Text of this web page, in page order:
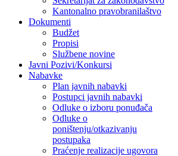
Kantonalno pravobranilaštvo
Dokumenti
Budžet
Propisi
Službene novine
Javni Pozivi/Konkursi
Nabavke
Plan javnih nabavki
Postupci javnih nabavki
Odluke o izboru ponuđača
Odluke o
poništenju/otkazivanju
postupaka
Praćenje realizacije ugovora